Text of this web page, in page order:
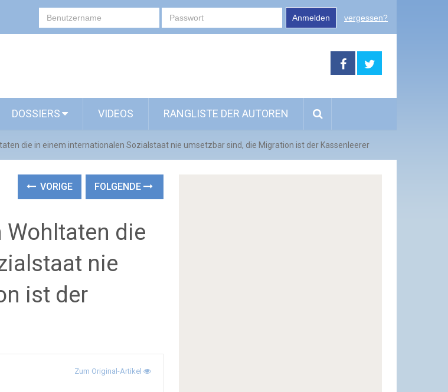
Anmelden vergessen?
DOSSIERS VIDEOS RANGLISTE DER AUTOREN
die in einem internationalen Sozialstaat nie umsetzbar sind, die Migration ist der Kassenleerer
VORIGE FOLGENDE
Wohltaten die
nie
ist der
Zum Original-Artikel